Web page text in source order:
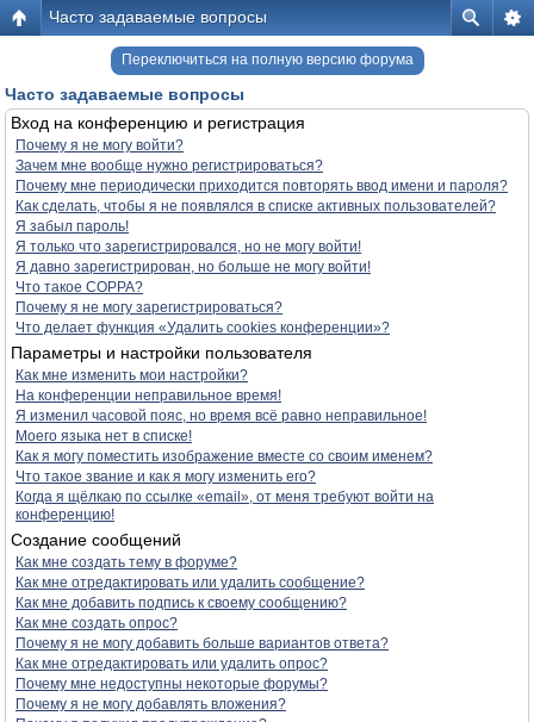
Часто задаваемые вопросы
Переключиться на полную версию форума
Часто задаваемые вопросы
Вход на конференцию и регистрация
Почему я не могу войти?
Зачем мне вообще нужно регистрироваться?
Почему мне периодически приходится повторять ввод имени и пароля?
Как сделать, чтобы я не появлялся в списке активных пользователей?
Я забыл пароль!
Я только что зарегистрировался, но не могу войти!
Я давно зарегистрирован, но больше не могу войти!
Что такое COPPA?
Почему я не могу зарегистрироваться?
Что делает функция «Удалить cookies конференции»?
Параметры и настройки пользователя
Как мне изменить мои настройки?
На конференции неправильное время!
Я изменил часовой пояс, но время всё равно неправильное!
Моего языка нет в списке!
Как я могу поместить изображение вместе со своим именем?
Что такое звание и как я могу изменить его?
Когда я щёлкаю по ссылке «email», от меня требуют войти на
конференцию!
Создание сообщений
Как мне создать тему в форуме?
Как мне отредактировать или удалить сообщение?
Как мне добавить подпись к своему сообщению?
Как мне создать опрос?
Почему я не могу добавить больше вариантов ответа?
Как мне отредактировать или удалить опрос?
Почему мне недоступны некоторые форумы?
Почему я не могу добавлять вложения?